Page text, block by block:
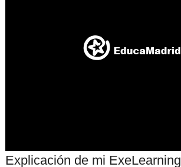
Explicación de mi ExeLearning